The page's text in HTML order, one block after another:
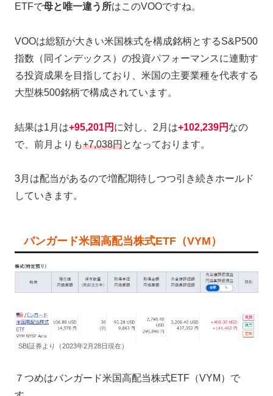
ETFで母と唯一違う所はこのVOOですね。
VOOは総額が大きい米国株式を構成銘柄とするS&P500
指数（同インデックス）の投資パフォーマンスに連動す
る投資成果を目指しており、米国の主要業種を代表する
大型株500銘柄で構成されています。
結果は1月は+95,201円 に対し、2月は+102,239円 なの
で、前月よりも+7,038円となっております。
3月は配当があるので増配期待しつつ引き続きホールド
していきます。
バンガード米国高配当株式ETF（VYM）
SBI証券より（2023年2月28日現在）
７つめはバンガード米国高配当株式ETF（VYM）で